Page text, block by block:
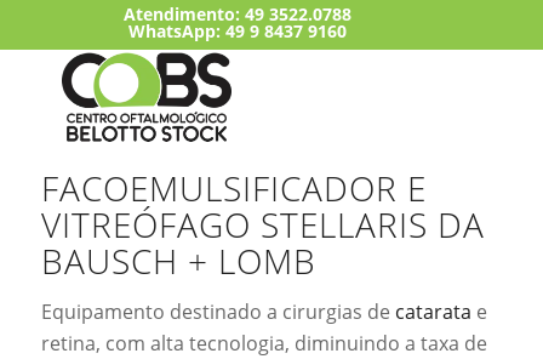
Atendimento:49 3522.0788
WhatsApp: 49 9 8437 9160
FACOEMULSIFICADOR E
VITREÓFAGO STELLARIS DA
BAUSCH + LOMB
Equipamento destinado a cirurgias de catarata e
retina, com alta tecnologia, diminuindo a taxa de